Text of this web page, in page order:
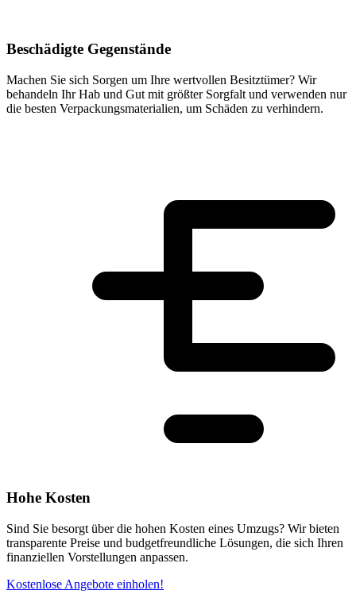
Beschädigte Gegenstände
Machen Sie sich Sorgen um Ihre wertvollen Besitztümer? Wir
behandeln Ihr Hab und Gut mit größter Sorgfalt und verwenden nur
die besten Verpackungsmaterialien, um Schäden zu verhindern.
Hohe Kosten
Sind Sie besorgt über die hohen Kosten eines Umzugs? Wir bieten
transparente Preise und budgetfreundliche Lösungen, die sich Ihren
finanziellen Vorstellungen anpassen.
Kostenlose Angebote einholen!